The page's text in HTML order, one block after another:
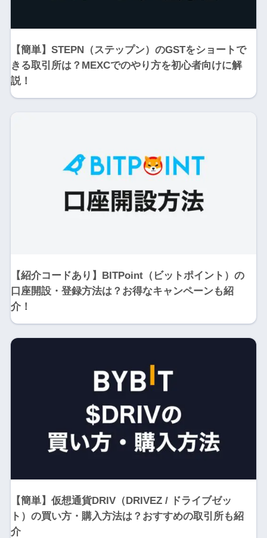
【簡単】STEPN（ステップン）のGSTをショートで
きる取引所は？MEXCでのやり方を初心者向けに解
説！
【紹介コードあり】BITPoint（ビットポイント）の
口座開設・登録方法は？お得なキャンペーンも紹
介！
【簡単】仮想通貨DRIV（DRIVEZ / ドライブゼッ
ト）の買い方・購入方法は？おすすめの取引所も紹
介